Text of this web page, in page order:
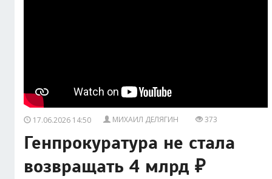
17.06.2026 14:50 МИХАИЛ ДЕЛЯГИН 373
Генпрокуратура не стала
возвращать 4 млрд ₽